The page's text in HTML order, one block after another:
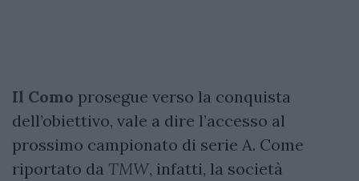
Il Como prosegue verso la conquista
dell’obiettivo, vale a dire l’accesso al
prossimo campionato di serie A. Come
riportato da TMW, infatti, la società